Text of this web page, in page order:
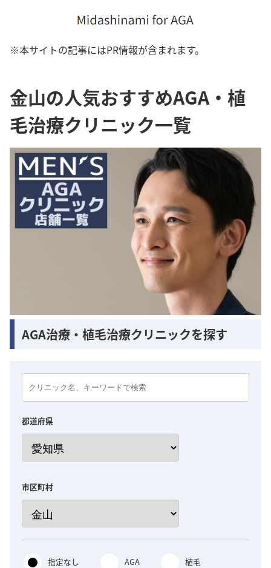
※本サイトの記事にはPR情報が含まれます。
金山の人気おすすめAGA・植
毛治療クリニック一覧
AGA治療・植毛治療クリニックを探す
都道府県
市区町村
指定なし AGA 植毛